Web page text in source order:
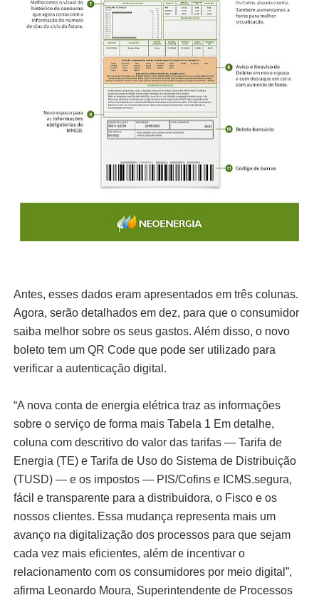
Antes, esses dados eram apresentados em três colunas.
Agora, serão detalhados em dez, para que o consumidor
saiba melhor sobre os seus gastos. Além disso, o novo
boleto tem um QR Code que pode ser utilizado para
verificar a autenticação digital.
“A nova conta de energia elétrica traz as informações
sobre o serviço de forma mais Tabela 1 Em detalhe,
coluna com descritivo do valor das tarifas — Tarifa de
Energia (TE) e Tarifa de Uso do Sistema de Distribuição
(TUSD) — e os impostos — PIS/Cofins e ICMS.segura,
fácil e transparente para a distribuidora, o Fisco e os
nossos clientes. Essa mudança representa mais um
avanço na digitalização dos processos para que sejam
cada vez mais eficientes, além de incentivar o
relacionamento com os consumidores por meio digital”,
afirma Leonardo Moura, Superintendente de Processos